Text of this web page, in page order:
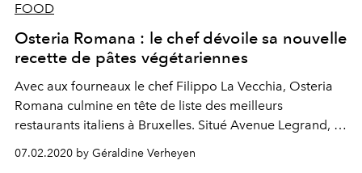
FOOD
Osteria Romana : le chef dévoile sa nouvelle
recette de pâtes végétariennes
Avec aux fourneaux le chef Filippo La Vecchia, Osteria
Romana culmine en tête de liste des meilleurs
restaurants italiens à Bruxelles. Situé Avenue Legrand, à
deux pas du Bois de la Cambre, le lieu doit surtout sa
renommée à ses fabuleuses pâtes fraîches. Après avoir
07.02.2020 by Géraldine Verheyen